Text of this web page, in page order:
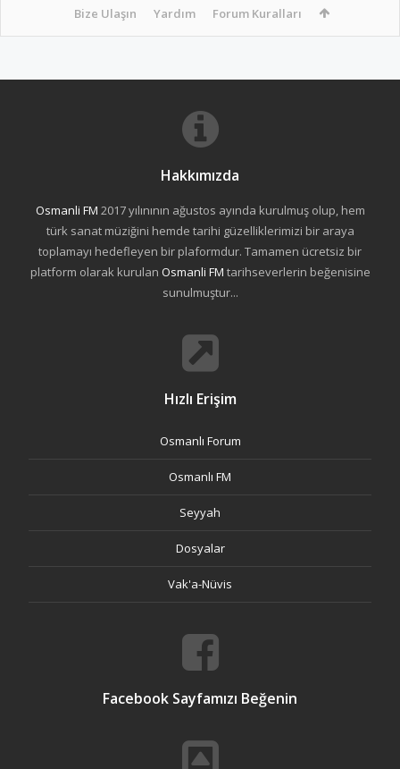
Bize Ulaşın Yardım Forum Kuralları
Hakkımızda
Osmanli FM 2017 yılınının ağustos ayında kurulmuş olup, hem
türk sanat müziğini hemde tarihi güzelliklerimizi bir araya
toplamayı hedefleyen bir plaformdur. Tamamen ücretsiz bir
platform olarak kurulan Osmanli FM tarihseverlerin beğenisine
sunulmuştur...
Hızlı Erişim
Osmanlı Forum
Osmanlı FM
Seyyah
Dosyalar
Vak'a-Nüvis
Facebook Sayfamızı Beğenin